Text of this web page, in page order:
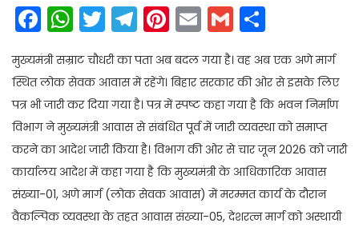
Facebook
WhatsApp
Twitter
Telegram
Pinterest
EmailGmail
मुख्यमंत्री सम्राट चौधरी का पता अब बदल गया है। वह अब एक अणे मार्ग
स्थित लोक सेवक आवास में रहेंगे। बिहार सरकार की ओर से इसके लिए
पत्र भी जारी कर दिया गया है। पत्र में स्पष्ट कहा गया है कि भवन निर्माण
विभाग ने मुख्यमंत्री आवास से संबंधित पूर्व में जारी व्यवस्था को समाप्त
करने का आदेश जारी किया है। विभाग की ओर से चार जून 2026 को जारी
कार्यालय आदेश में कहा गया है कि मुख्यमंत्री के आधिकारिक आवास
संख्या-01, अणे मार्ग (लोक सेवक आवास) में मरम्मत कार्य के दौरान
वैकल्पिक व्यवस्था के तहत आवास संख्या-05, देशरत्न मार्ग को अस्थायी